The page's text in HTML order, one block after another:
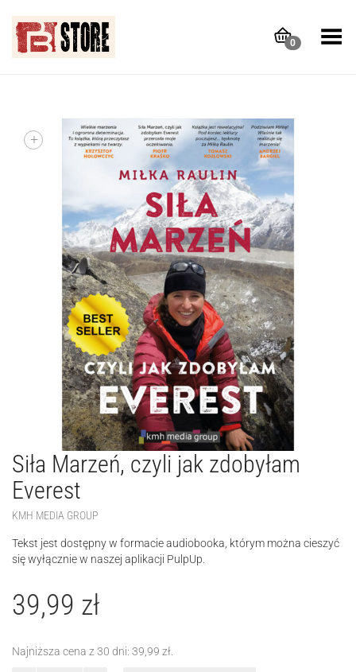
0
Toggle Menu
+
Siła Marzeń, czyli jak zdobyłam
Everest
KMH MEDIA GROUP
Tekst jest dostępny w formacie audiobooka, którym można cieszyć
się wyłącznie w naszej aplikacji PulpUp.
39,99 zł
Najniższa cena z 30 dni: 39,99 zł